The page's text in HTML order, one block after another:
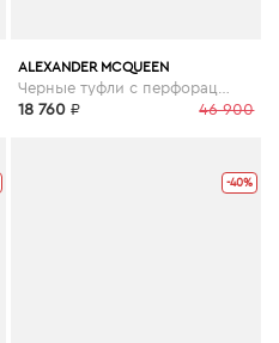
ALEXANDER MCQUEEN
46 900
18 760 ₽
-40%